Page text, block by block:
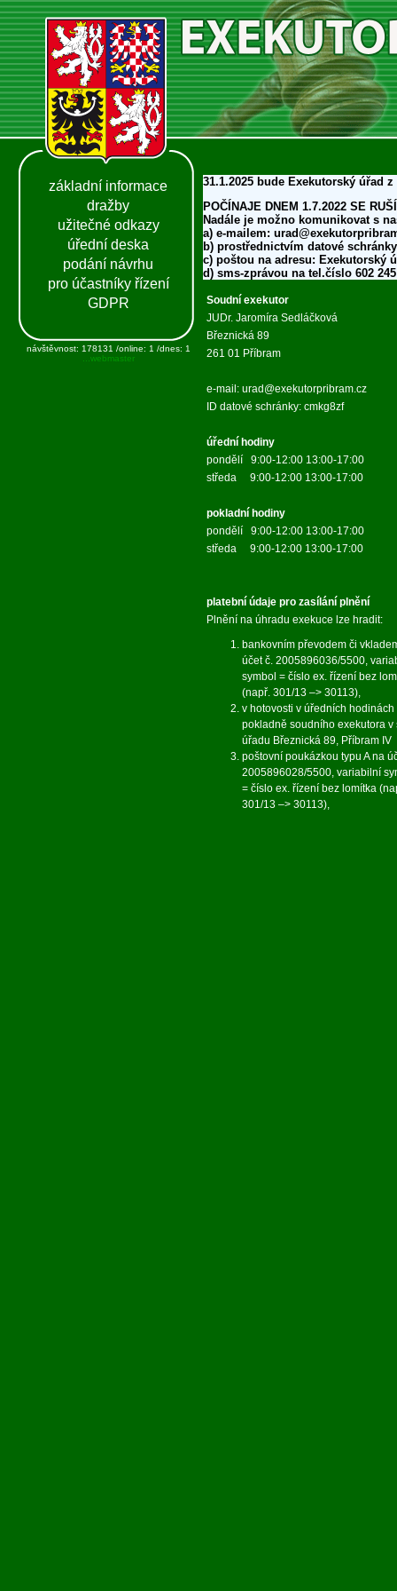
základní informace
dražby
užitečné odkazy
úřední deska
podání návrhu
pro účastníky řízení
GDPR
návštěvnost: 178131 /online: 1 /dnes: 1
...webmaster
31.1.2025 bude Exekutorský úřad
POČÍNAJE DNEM 1.7.2022 SE
Nadále je možno komunikovat s
a) e-mailem:
b) prostřednictvím datové
c) poštou na adresu: Exekutorský
d) sms-zprávou na tel.číslo 602 245
Soudní exekutor
JUDr. Jaromíra Sedláčková
Březnická 89
261 01 Příbram
e-mail: urad@exekutorpribram.cz
ID datové schránky: cmkg8zf
úřední hodiny
pondělí 9:00-12:00 13:00-17:00
středa 9:00-12:00 13:00-17:00
pokladní hodiny
pondělí 9:00-12:00 13:00-17:00
středa 9:00-12:00 13:00-17:00
platební údaje pro zasílání plnění
Plnění na úhradu exekuce lze hradit:
bankovním převodem či
účet č. 2005896036/5500,
symbol = číslo ex. řízení bez
(např. 301/13 –> 30113),
v hotovosti v úředních hodinách
pokladně soudního exekutora v
úřadu Březnická 89, Příbram IV
poštovní poukázkou typu A na
2005896028/5500, variabilní
= číslo ex. řízení bez lomítka
301/13 –> 30113),